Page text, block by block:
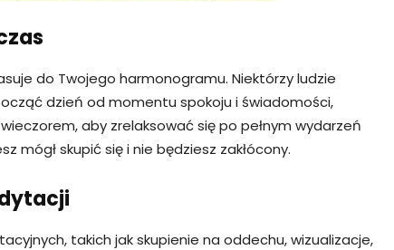
do Twojego harmonogramu. Niektórzy ludzie
dzień od momentu spokoju i świadomości,
aby zrelaksować się po pełnym wydarzeń
mógł skupić się i nie będziesz zakłócony.
takich jak skupienie na oddechu, wizualizacje,